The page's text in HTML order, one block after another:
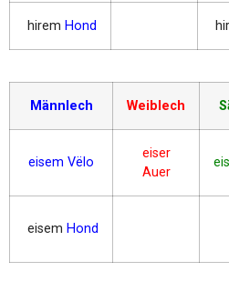
hirem Hond
Männlech Weiblech
eisem Vëlo
eiser
Auer
eisem Hond